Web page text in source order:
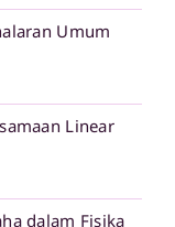
Umum
Linear
dalam Fisika